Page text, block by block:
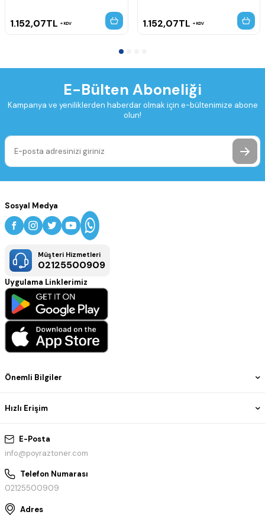
1.152,07TL KDV 1.152,07TL KDV
E-Bülten Aboneliği
Kampanya ve yeniliklerden haberdar olmak için e-bültenimize abone
olun!
E-Posta
info@poyraztoner.com
Telefon Numarası
02125500909
Adres
Önemli Bilgiler
Hızlı Erişim
Sosyal Medya
Müşteri Hizmetleri
02125500909
Uygulama Linklerimiz